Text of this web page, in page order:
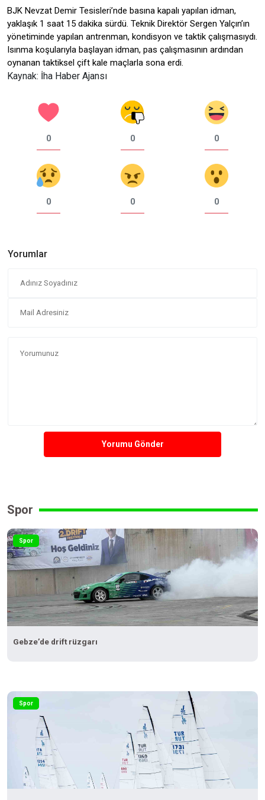
BJK Nevzat Demir Tesisleri’nde basına kapalı yapılan idman,
yaklaşık 1 saat 15 dakika sürdü. Teknik Direktör Sergen Yalçın’ın
yönetiminde yapılan antrenman, kondisyon ve taktik çalışmasıydı.
Isınma koşularıyla başlayan idman, pas çalışmasının ardından
oynanan taktiksel çift kale maçlarla sona erdi.
Kaynak: İha Haber Ajansı
0 0 0
0 0 0
Yorumlar
Yorumu Gönder
Spor
Spor
Gebze’de drift rüzgarı
Spor